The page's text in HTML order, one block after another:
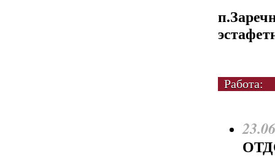
Работа: